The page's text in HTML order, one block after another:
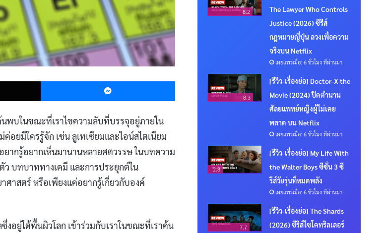
X Messenger
นพบในขณะที่เราไขความลับที่บรรจุอยู่ภายใน
อยมีใครรู้จัก เช่น ลูเทเซียมและไอน์สไตเนียม
ากรู้อยากเห็นมานานหลายศตวรรษ ในบทความ
ว บทบาททางเคมี และการประยุกต์ใน
าสตร์ หรือเพียงแค่อยากรู้เกี่ยวกับองค์
อยู่ใต้พื้นผิวโลก เข้าร่วมกับเราในขณะที่เราค้น
8.2
The Lawyer Who Controls
Justice (2026) ซีรีส์
กฎหมายญี่ปุ่น ลวงเพื่อความ
จริงบน Netflix
เผยแพร่เมื่อ: 6 ชั่วโมง ที่ผ่านมา
8.3
[รีวิว-เรื่องย่อ] Doctor-X the
Movie (2024) ปิดตำนาน
ศัลยแพทย์หญิงผู้ไม่เคย
พลาด บน Netflix
เผยแพร่เมื่อ: 6 ชั่วโมง ที่ผ่านมา
2.8
[รีวิว-เรื่องย่อ] My Life With
the Walter Boys ซีซั่น 3 ซี
รีส์วัยรุ่นที่หมดพลัง
เผยแพร่เมื่อ: 6 ชั่วโมง ที่ผ่านมา
7.7
[รีวิว-เรื่องย่อ] The Shards
(2026) ซีรีส์ไซโคทริลเลอร์